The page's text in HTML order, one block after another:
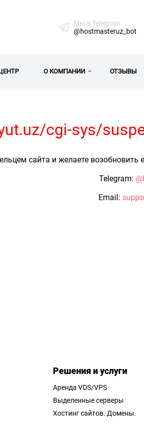
Мы в Telegram
@hostmasteruz_bot
О КОМПАНИИ ОТЗЫВЫ
cgi-sys/
сайта и желаете
Telegram:
Email:
Решения и услуги
Аренда VDS/VPS
Выделенные серверы
Хостинг сайтов. Домены.